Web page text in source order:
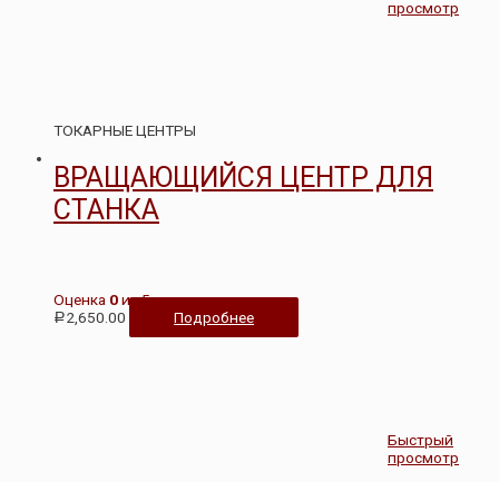
просмотр
ТОКАРНЫЕ ЦЕНТРЫ
ВРАЩАЮЩИЙСЯ ЦЕНТР ДЛЯ
СТАНКА
Оценка 0из 5
Р 2,650.00 Подробнее
Быстрый
просмотр